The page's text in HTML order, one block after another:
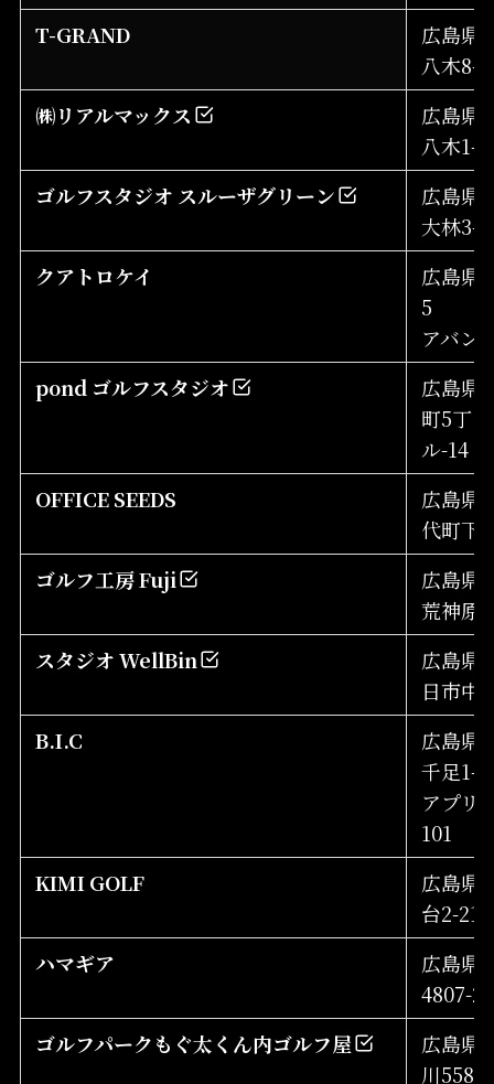
T-GRAND
広島県
八木8-
㈱リアルマックス
広島県
八木1-
ゴルフスタジオ スルーザグリーン
広島県
大林3-
クアトロケイ
広島県
5
アバン
pond ゴルフスタジオ
広島県
町5丁
ル-14
OFFICE SEEDS
広島県
代町下
ゴルフ工房 Fuji
広島県
荒神原
スタジオ WellBin
広島県
日市中
B.I.C
広島県
千足1-
アプリ
101
KIMI GOLF
広島県
台2-21-
ハマギア
広島県
4807-2
ゴルフパークもぐ太くん内ゴルフ屋
広島県
川558